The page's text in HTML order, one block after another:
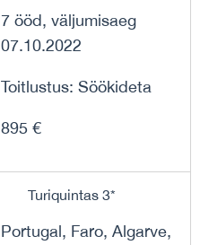
7 ööd, väljumisaeg
07.10.2022
Toitlustus: Söökideta
895 €
Turiquintas 3*
Portugal, Faro, Algarve,